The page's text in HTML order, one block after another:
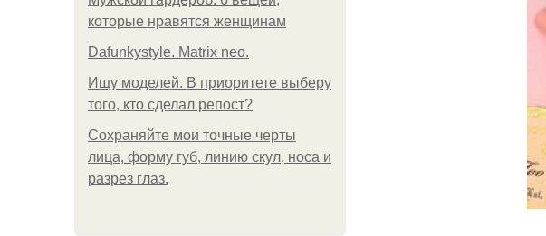
которые нравятся женщинам
Dafunkystyle. Matrix neo.
Ищу моделей. В приоритете выберу
того, кто сделал репост?
Сохраняйте мои точные черты
лица, форму губ, линию скул, носа и
разрез глаз.